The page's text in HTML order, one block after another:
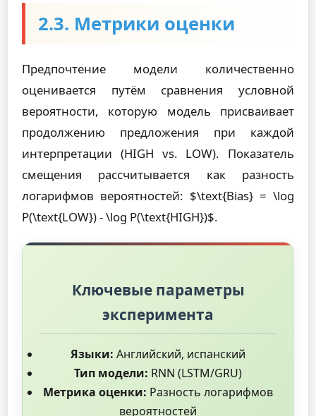
2.3. Метрики оценки
Предпочтение модели количественно
оценивается путём сравнения условной
вероятности, которую модель присваивает
продолжению предложения при каждой
интерпретации (HIGH vs. LOW). Показатель
смещения рассчитывается как разность
логарифмов вероятностей: $\text{Bias} = \log
P(\text{LOW}) - \log P(\text{HIGH})$.
Ключевые параметры
эксперимента
Языки: Английский, испанский
Тип модели: RNN (LSTM/GRU)
Метрика оценки: Разность логарифмов
вероятностей